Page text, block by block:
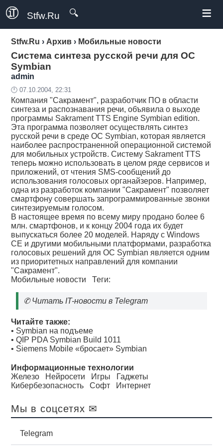
Stfw.Ru 🔍 ≡
Stfw.Ru › Архив › Мобильные новости
Система синтеза русской речи для ОС
Symbian
admin
🕛 07.10.2004, 22:31
Компания "Сакрамент", разработчик ПО в области
синтеза и распознавания речи, объявила о выходе
программы Sakrament TTS Engine Symbian edition.
Эта программа позволяет осуществлять синтез
русской речи в среде ОС Symbian, которая является
наиболее распространенной операционной системой
для мобильных устройств. Систему Sakrament TTS
теперь можно использовать в целом ряде сервисов и
приложений, от чтения SMS-сообщений до
использования голосовых органайзеров. Например,
одна из разработок компании "Сакрамент" позволяет
смартфону совершать запрограммированные звонки
синтезируемым голосом.
В настоящее время по всему миру продано более 6
млн. смартфонов, и к концу 2004 года их будет
выпускаться более 20 моделей. Наряду с Windows
CE и другими мобильными платформами, разработка
голосовых решений для ОС Symbian является одним
из приоритетных направлений для компании
"Сакрамент".
Мобильные новости Теги:
✆Читать IT-новости в Telegram
Читайте также:
• Symbian на подъеме
•QIP PDA Symbian Build 1011
• Siemens Mobile «бросает» Symbian
Информационные технологии
Железо
Нейросети Игры
Гаджеты
Кибербезопасность
Софт Интернет
Мы в соцсетях ✉
Telegram